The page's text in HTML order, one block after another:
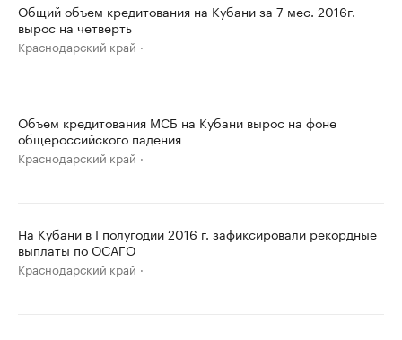
Общий объем кредитования на Кубани за 7 мес. 2016г.
вырос на четверть
Краснодарский край
Объем кредитования МСБ на Кубани вырос на фоне
общероссийского падения
Краснодарский край
На Кубани в I полугодии 2016 г. зафиксировали рекордные
выплаты по ОСАГО
Краснодарский край